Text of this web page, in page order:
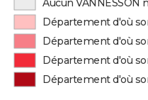
Aucun
Département d'où
Département d'où
Département d'où
Département d'où